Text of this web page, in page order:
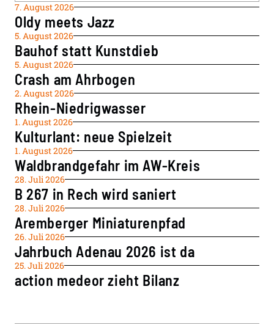
7. August 2026
Oldy meets Jazz
5. August 2026
Bauhof statt Kunstdieb
5. August 2026
Crash am Ahrbogen
2. August 2026
Rhein-Niedrigwasser
1. August 2026
Kulturlant: neue Spielzeit
1. August 2026
Waldbrandgefahr im AW-Kreis
28. Juli 2026
B 267 in Rech wird saniert
28. Juli 2026
Aremberger Miniaturenpfad
26. Juli 2026
Jahrbuch Adenau 2026 ist da
25. Juli 2026
action medeor zieht Bilanz